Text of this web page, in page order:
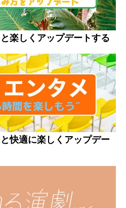
楽しくアップデートする
快適に楽しくアップデー